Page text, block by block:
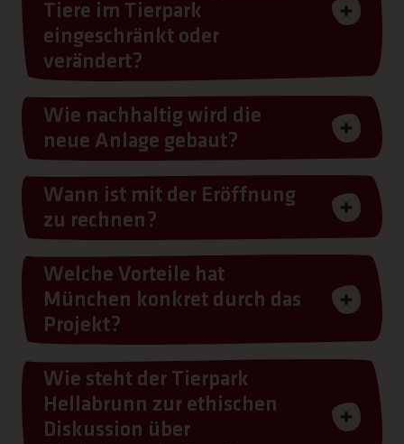
Tiere im Tierpark
eingeschränkt oder
verändert?
Wie nachhaltig wird die
neue Anlage gebaut?
Wann ist mit der Eröffnung
zu rechnen?
Welche Vorteile hat
München konkret durch das
Projekt?
Wie steht der Tierpark
Hellabrunn zur ethischen
Diskussion über